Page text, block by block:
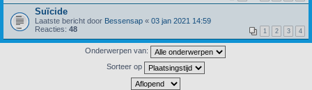
Suïcide
Laatste bericht door Bessensap « 03 jan 2021 14:59
Reacties: 48 1 2 3 4
Onderwerpen van:
Sorteer op